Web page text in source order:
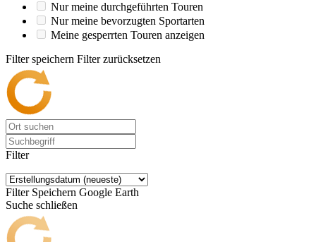
Nur meine durchgeführten Touren
Nur meine bevorzugten Sportarten
Meine gesperrten Touren anzeigen
Filter speichern Filter zurücksetzen
Filter
Filter Speichern Google Earth
Suche schließen